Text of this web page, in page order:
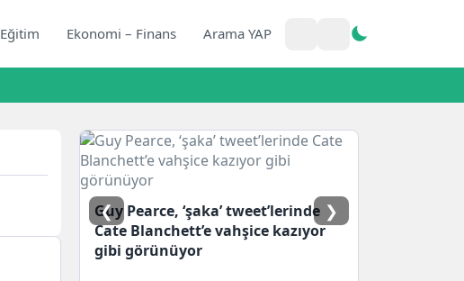
Eğitim Ekonomi – Finans Arama YAP
Guy Pearce, ‘şaka’ tweet’lerinde
Cate Blanchett’e vahşice kazıyor
gibi görünüyor
❮ ❯